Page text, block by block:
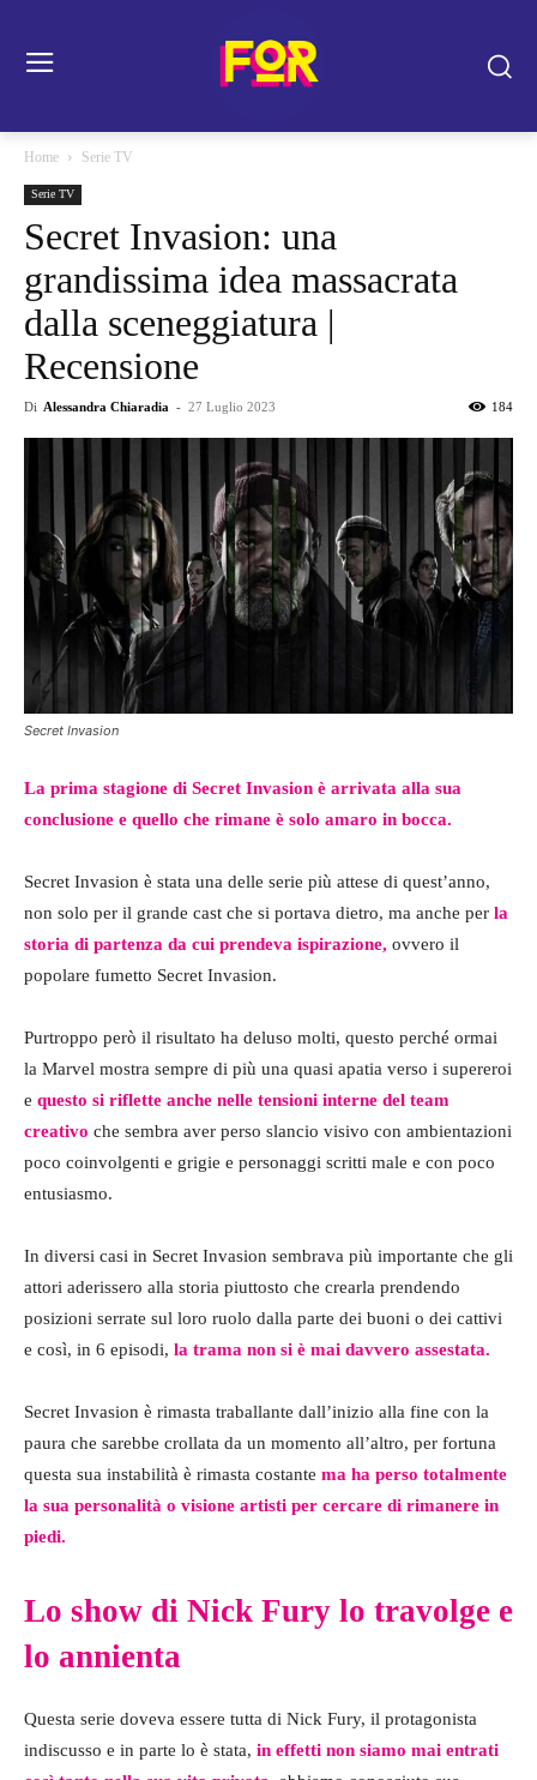
Home Serie TV
Serie TV
Secret Invasion: una
grandissima idea massacrata
dalla sceneggiatura |
Recensione
Di Alessandra Chiaradia - 27 Luglio 2023 184
Secret Invasion
La prima stagione di Secret Invasion è arrivata alla sua
conclusione e quello che rimane è solo amaro in bocca.
Secret Invasion è stata una delle serie più attese di quest’anno,
non solo per il grande cast che si portava dietro, ma anche per la
storia di partenza da cui prendeva ispirazione, ovvero il
popolare fumetto Secret Invasion.
Purtroppo però il risultato ha deluso molti, questo perché ormai
la Marvel mostra sempre di più una quasi apatia verso i supereroi
e questo si riflette anche nelle tensioni interne del team
creativo che sembra aver perso slancio visivo con ambientazioni
poco coinvolgenti e grigie e personaggi scritti male e con poco
entusiasmo.
In diversi casi in Secret Invasion sembrava più importante che gli
attori aderissero alla storia piuttosto che crearla prendendo
posizioni serrate sul loro ruolo dalla parte dei buoni o dei cattivi
e così, in 6 episodi, la trama non si è mai davvero assestata.
Secret Invasion è rimasta traballante dall’inizio alla fine con la
paura che sarebbe crollata da un momento all’altro, per fortuna
questa sua instabilità è rimasta costante ma ha perso totalmente
la sua personalità o visione artisti per cercare di rimanere in
piedi.
Lo show di Nick Fury lo travolge e
lo annienta
Questa serie doveva essere tutta di Nick Fury, il protagonista
indiscusso e in parte lo è stata, in effetti non siamo mai entrati